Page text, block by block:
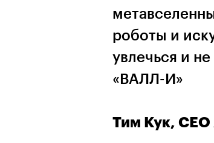
роботы и
увлечься и
«ВАЛЛ-И»
Тим Кук,